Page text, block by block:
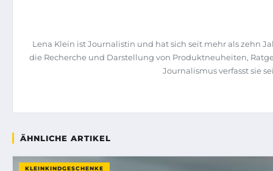
Lena Klein ist Journalistin und hat sich seit mehr als zehn
die Recherche und Darstellung von Produktneuheiten,
Journalismus verfasst sie
ÄHNLICHE ARTIKEL
KLEINKINDGESCHENKE